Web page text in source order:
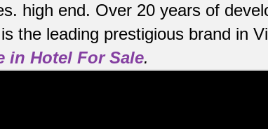
high end. Over 20 years of
the leading prestigious brand in
in Hotel For Sale.